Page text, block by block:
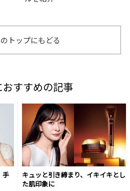
トップにもどる
おすすめの記事
手
キュッと引き締まり、イキイキとし
た肌印象に